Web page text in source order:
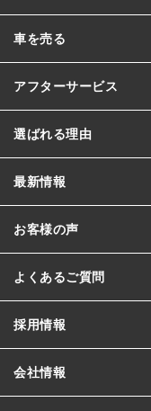
車を売る
アフターサービス
選ばれる理由
最新情報
お客様の声
よくあるご質問
採用情報
会社情報